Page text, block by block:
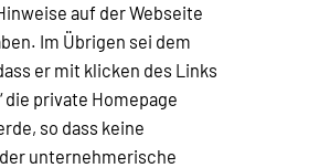
auf der Webseite
Im Übrigen sei dem
er mit klicken des Links
die private Homepage
so dass keine
unternehmerische